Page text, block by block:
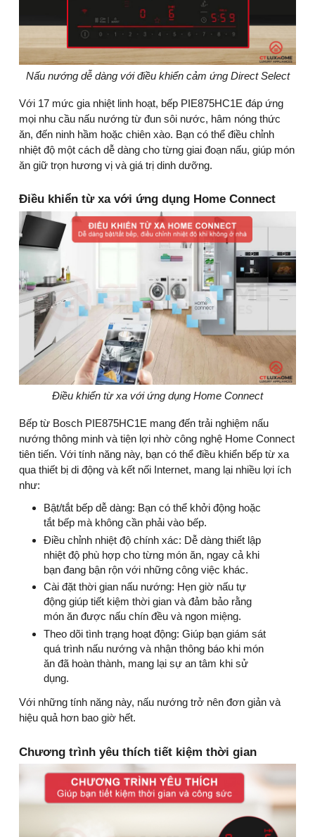
Nấu nướng dễ dàng với điều khiển cảm ứng Direct Select
Với 17 mức gia nhiệt linh hoạt, bếp PIE875HC1E đáp ứng
mọi nhu cầu nấu nướng từ đun sôi nước, hâm nóng thức
ăn, đến ninh hầm hoặc chiên xào. Bạn có thể điều chỉnh
nhiệt độ một cách dễ dàng cho từng giai đoạn nấu, giúp món
ăn giữ trọn hương vị và giá trị dinh dưỡng.
Điều khiển từ xa với ứng dụng Home Connect
Điều khiển từ xa với ứng dụng Home Connect
Bếp từ Bosch PIE875HC1E mang đến trải nghiệm nấu
nướng thông minh và tiện lợi nhờ công nghệ Home Connect
tiên tiến. Với tính năng này, bạn có thể điều khiển bếp từ xa
qua thiết bị di động và kết nối Internet, mang lại nhiều lợi ích
như:
Bật/tắt bếp dễ dàng: Bạn có thể khởi động hoặc
tắt bếp mà không cần phải vào bếp.
Điều chỉnh nhiệt độ chính xác: Dễ dàng thiết lập
nhiệt độ phù hợp cho từng món ăn, ngay cả khi
bạn đang bận rộn với những công việc khác.
Cài đặt thời gian nấu nướng: Hẹn giờ nấu tự
động giúp tiết kiệm thời gian và đảm bảo rằng
món ăn được nấu chín đều và ngon miệng.
Theo dõi tình trạng hoạt động: Giúp bạn giám sát
quá trình nấu nướng và nhận thông báo khi món
ăn đã hoàn thành, mang lại sự an tâm khi sử
dụng.
Với những tính năng này, nấu nướng trở nên đơn giản và
hiệu quả hơn bao giờ hết.
Chương trình yêu thích tiết kiệm thời gian